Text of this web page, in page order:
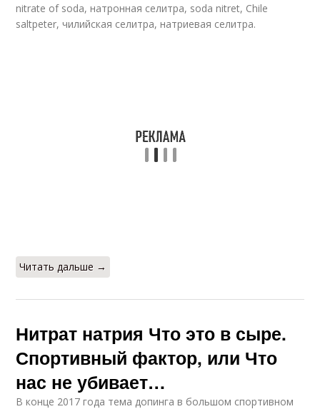
nitrate of soda, натронная селитра, soda nitret, Chile
saltpeter, чилийская селитра, натриевая селитра.
Читать дальше →
Нитрат натрия Что это в сыре.
Спортивный фактор, или Что
нас не убивает…
В конце 2017 года тема допинга в большом спортивном